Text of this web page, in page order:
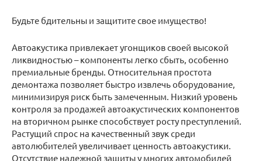
Будьте бдительны и защитите свое имущество!
Автоакустика привлекает угонщиков своей высокой
ликвидностью – компоненты легко сбыть, особенно
премиальные бренды. Относительная простота
демонтажа позволяет быстро извлечь оборудование,
минимизируя риск быть замеченным. Низкий уровень
контроля за продажей автоакустических компонентов
на вторичном рынке способствует росту преступлений.
Растущий спрос на качественный звук среди
автолюбителей увеличивает ценность автоакустики.
Отсутствие надежной защиты у многих автомобилей